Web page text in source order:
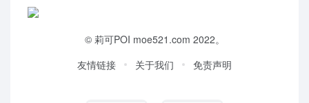
© 莉可POI moe521.com 2022。
友情链接
关于我们 免责声明